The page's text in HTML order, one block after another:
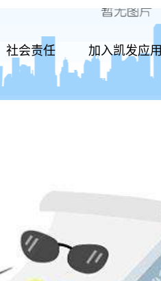
社会责任 加入凯发应用